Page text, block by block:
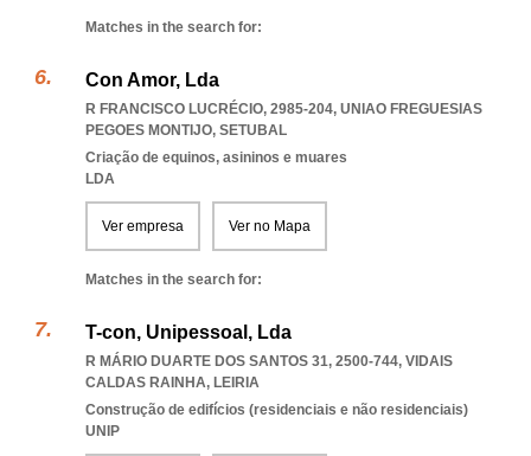
Matches in the search for:
Con Amor, Lda
R FRANCISCO LUCRÉCIO, 2985-204, UNIAO FREGUESIAS
PEGOES MONTIJO, SETUBAL
Criação de equinos, asininos e muares
LDA
Ver empresa Ver no Mapa
Matches in the search for:
T-con, Unipessoal, Lda
R MÁRIO DUARTE DOS SANTOS 31, 2500-744, VIDAIS
CALDAS RAINHA, LEIRIA
Construção de edifícios (residenciais e não residenciais)
UNIP